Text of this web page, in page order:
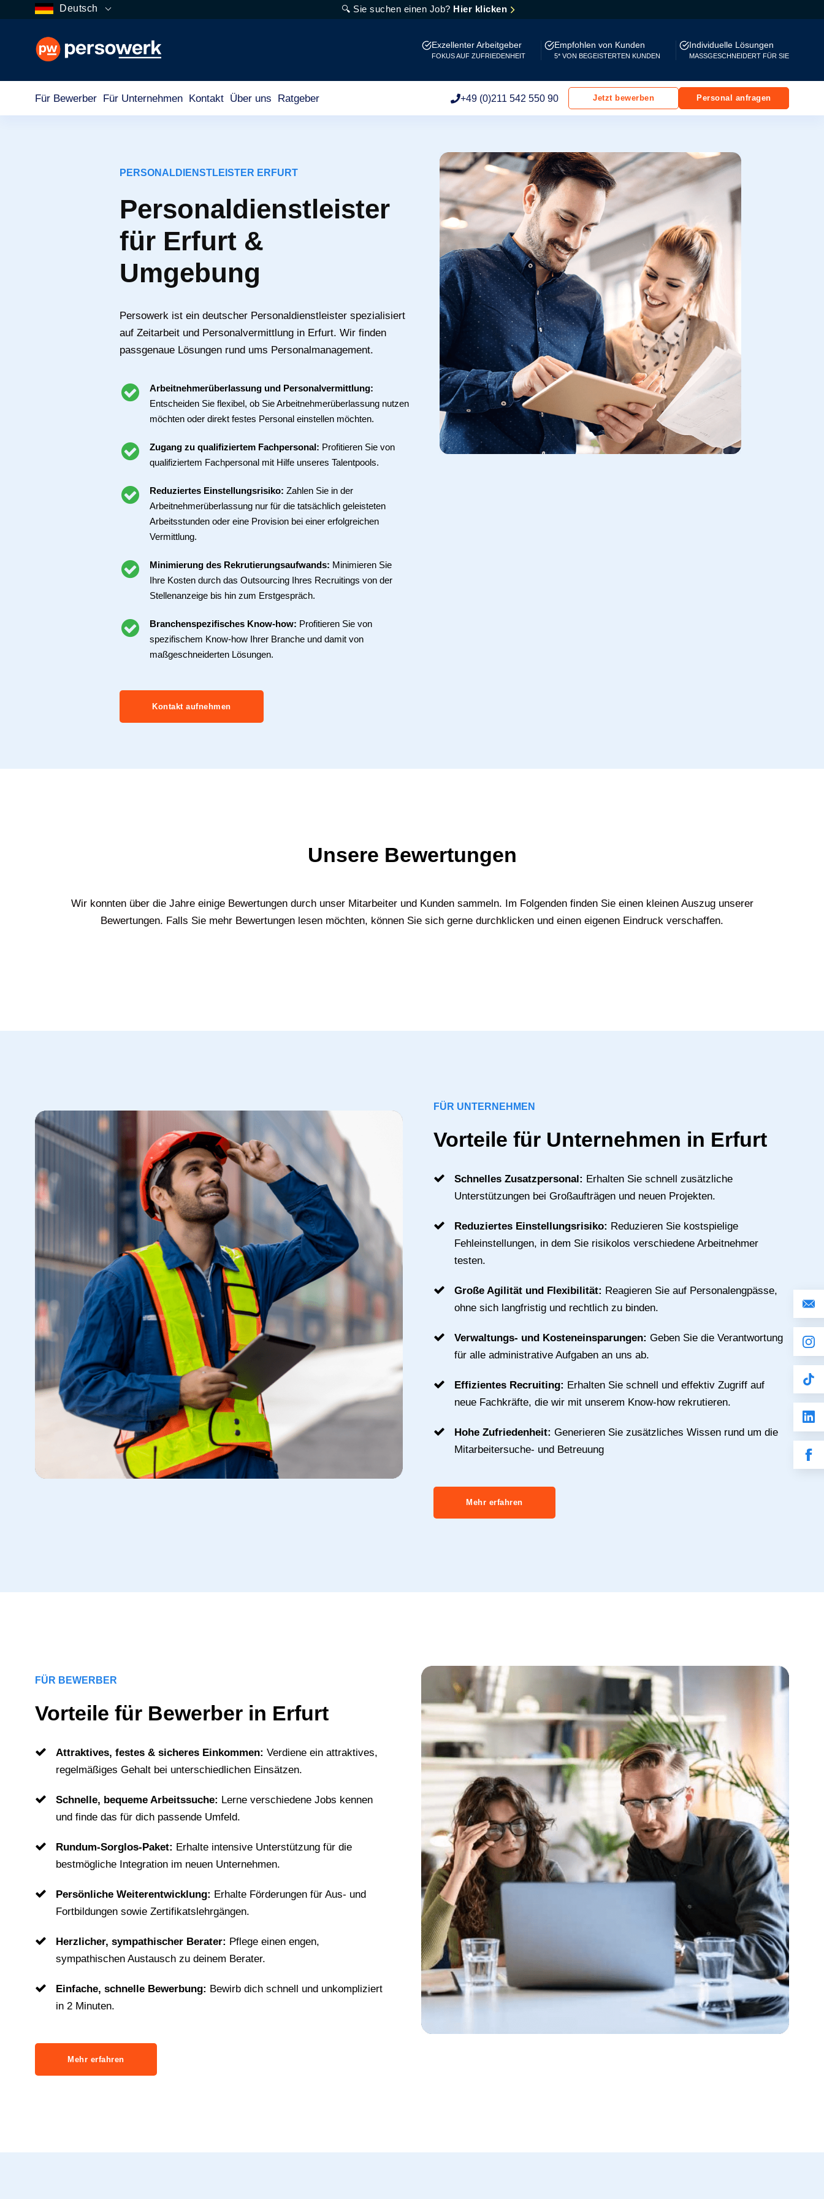
Deutsch 🔍 Sie suchen einen Job? Hier klicken
Exzellenter Arbeitgeber
FOKUS AUF ZUFRIEDENHEIT
Empfohlen von Kunden
5* VON BEGEISTERTEN KUNDEN
Individuelle Lösungen
MASSGESCHNEIDERT FÜR SIE
Für Bewerber Für Unternehmen Kontakt Über uns Ratgeber +49 (0)211 542 550 90 Jetzt bewerben Personal anfragen
PERSONALDIENSTLEISTER ERFURT
Personaldienstleister
für Erfurt &
Umgebung
Persowerk ist ein deutscher Personaldienstleister spezialisiert
auf Zeitarbeit und Personalvermittlung in Erfurt. Wir finden
passgenaue Lösungen rund ums Personalmanagement.
Arbeitnehmerüberlassung und Personalvermittlung:
Entscheiden Sie flexibel, ob Sie Arbeitnehmerüberlassung nutzen
möchten oder direkt festes Personal einstellen möchten.
Zugang zu qualifiziertem Fachpersonal: Profitieren Sie von
qualifiziertem Fachpersonal mit Hilfe unseres Talentpools.
Reduziertes Einstellungsrisiko: Zahlen Sie in der
Arbeitnehmerüberlassung nur für die tatsächlich geleisteten
Arbeitsstunden oder eine Provision bei einer erfolgreichen
Vermittlung.
Minimierung des Rekrutierungsaufwands: Minimieren Sie
Ihre Kosten durch das Outsourcing Ihres Recruitings von der
Stellenanzeige bis hin zum Erstgespräch.
Branchenspezifisches Know-how: Profitieren Sie von
spezifischem Know-how Ihrer Branche und damit von
maßgeschneiderten Lösungen.
Kontakt aufnehmen
Unsere Bewertungen
Wir konnten über die Jahre einige Bewertungen durch unser Mitarbeiter und Kunden sammeln. Im Folgenden finden Sie einen kleinen Auszug unserer
Bewertungen. Falls Sie mehr Bewertungen lesen möchten, können Sie sich gerne durchklicken und einen eigenen Eindruck verschaffen.
FÜR UNTERNEHMEN
Vorteile für Unternehmen in Erfurt
Schnelles Zusatzpersonal: Erhalten Sie schnell zusätzliche
Unterstützungen bei Großaufträgen und neuen Projekten.
Reduziertes Einstellungsrisiko: Reduzieren Sie kostspielige
Fehleinstellungen, in dem Sie risikolos verschiedene Arbeitnehmer
testen.
Große Agilität und Flexibilität: Reagieren Sie auf Personalengpässe,
ohne sich langfristig und rechtlich zu binden.
Verwaltungs- und Kosteneinsparungen: Geben Sie die Verantwortung
für alle administrative Aufgaben an uns ab.
Effizientes Recruiting: Erhalten Sie schnell und effektiv Zugriff auf
neue Fachkräfte, die wir mit unserem Know-how rekrutieren.
Hohe Zufriedenheit: Generieren Sie zusätzliches Wissen rund um die
Mitarbeitersuche- und Betreuung
Mehr erfahren
FÜR BEWERBER
Vorteile für Bewerber in Erfurt
Attraktives, festes & sicheres Einkommen: Verdiene ein attraktives,
regelmäßiges Gehalt bei unterschiedlichen Einsätzen.
Schnelle, bequeme Arbeitssuche: Lerne verschiedene Jobs kennen
und finde das für dich passende Umfeld.
Rundum-Sorglos-Paket: Erhalte intensive Unterstützung für die
bestmögliche Integration im neuen Unternehmen.
Persönliche Weiterentwicklung: Erhalte Förderungen für Aus- und
Fortbildungen sowie Zertifikatslehrgängen.
Herzlicher, sympathischer Berater: Pflege einen engen,
sympathischen Austausch zu deinem Berater.
Einfache, schnelle Bewerbung: Bewirb dich schnell und unkompliziert
in 2 Minuten.
Mehr erfahren